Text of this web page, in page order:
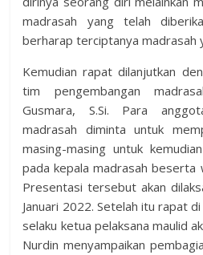
madrasah yang telah
berharap terciptanya madrasah
Kemudian rapat dilanjutkan
tim pengembangan
Gusmara, S.Si. Para
madrasah diminta untuk
masing-masing untuk
pada kepala madrasah beserta
Presentasi tersebut akan
Januari 2022. Setelah itu rapat
selaku ketua pelaksana maulid
Nurdin menyampaikan